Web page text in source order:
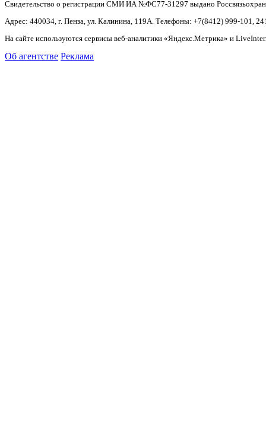
Свидетельство о регистрации СМИ ИА №ФС77-31297 выдано
Адрес: 440034, г. Пенза, ул. Калинина, 119А. Телефоны: +7(8412) 999-101,
На сайте используются сервисы веб-аналитики «Яндекс.Метрика» и
Об агентстве Реклама